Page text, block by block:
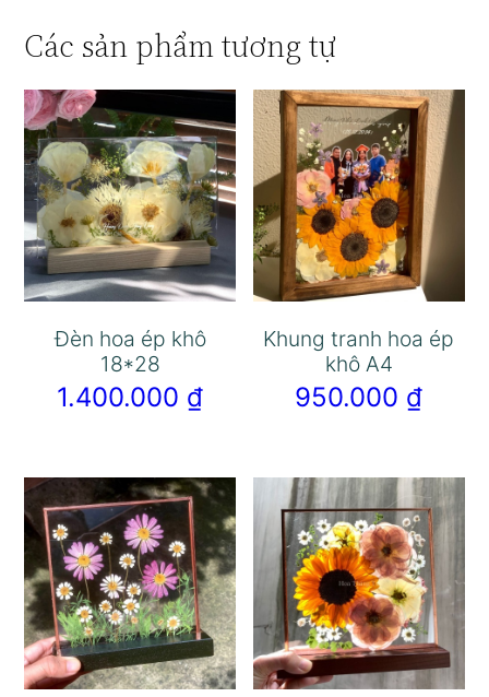
Các sản phẩm tương tự
Đèn hoa ép khô
18*28
1.400.000 ₫
Khung tranh hoa ép
khô A4
950.000 ₫